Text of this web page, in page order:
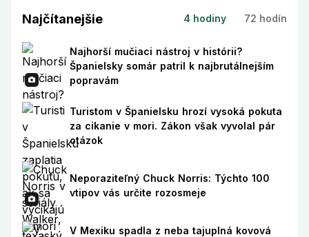
Najčítanejšie 4 hodiny 72 hodín
Najhorší mučiaci nástroj v histórii?
Španielsky somár patril k najbrutálnejším
popravám
Turistom v Španielsku hrozí vysoká pokuta
za cikanie v mori. Zákon však vyvolal pár
otázok
Neporaziteľný Chuck Norris: Týchto 100
vtipov vás určite rozosmeje
V Mexiku spadla z neba tajuplná kovová